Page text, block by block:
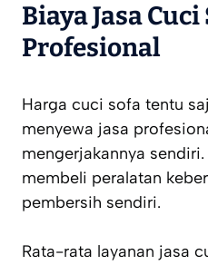
Biaya Jasa Cuci
Profesional
Harga cuci sofa tentu
menyewa jasa
mengerjakannya
membeli peralatan
pembersih sendiri.
Rata-rata layanan jasa